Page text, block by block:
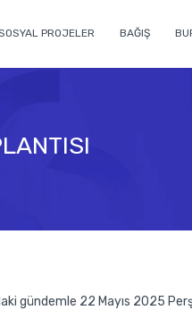
PROJELER BAĞIŞ
gündemle 22 Mayıs 2025